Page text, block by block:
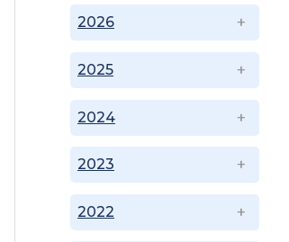
2022
2023
2024
2025
2026